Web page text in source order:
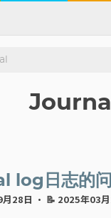
Journal
log日志的
28日 · 📝 2025年03